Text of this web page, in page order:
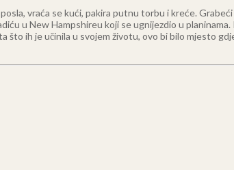
vraća se kući, pakira putnu torbu i kreće.
u New Hampshireu koji se ugnijezdio u
što ih je učinila u svojem životu, ovo bi bilo mjesto